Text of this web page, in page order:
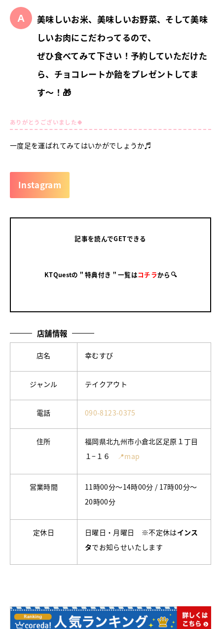
美味しいお米、美味しいお野菜、そして美味
しいお肉にこだわってるので、
ぜひ食べてみて下さい！予約していただけた
ら、チョコレートか飴をプレゼントしてま
す〜！🎁
ありがとうございました🍀
一度足を運ばれてみてはいかがでしょうか♬
Instagram
記事を読んでGETできる
KTQuestの＂特典付き＂一覧はコチラから🔍
店舗情報
店名 幸むすび
ジャンル テイクアウト
電話 090-8123-0375
住所
福岡県北九州市小倉北区足原１丁目
１−１６
📍map
営業時間
11時00分～14時00分 / 17時00分～
20時00分
定休日 日曜日・月曜日 ※不定休はインス
タでお知らせいたします